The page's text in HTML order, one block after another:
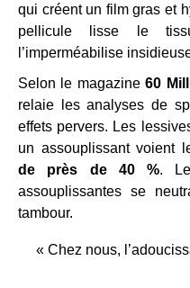
qui créent un film gras et
pellicule lisse le
l’imperméabilise
Selon le magazine60
relaie les analyses de
effets pervers. Les
un assouplissant voient
de près de 40 %.
assouplissantes se
tambour.
« Chez nous,